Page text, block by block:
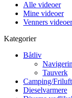
Alle videoer
Mine videoer
Venners videoer
Kategorier
Båtliv
Tauverk
Camping/Friluft
Dieselvarmere